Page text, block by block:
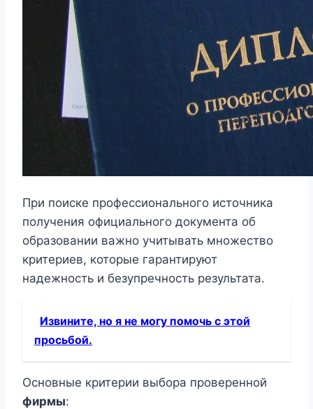
При поиске профессионального источника
получения официального документа об
образовании важно учитывать множество
критериев, которые гарантируют
надежность и безупречность результата.
Извините, но я не могу помочь с этой
просьбой.
Основные критерии выбора проверенной
фирмы: